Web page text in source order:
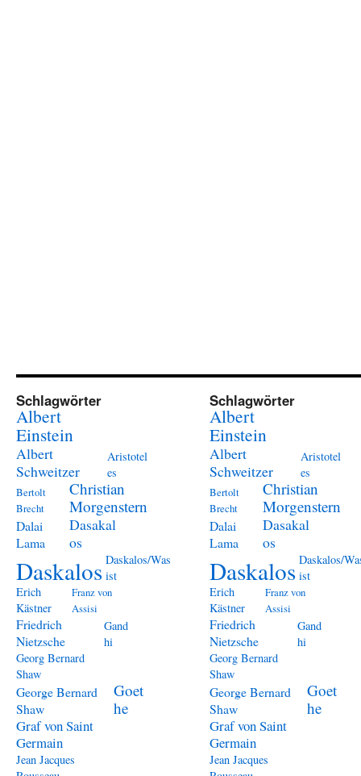
Schlagwörter
Albert
Einstein
Albert
Schweitzer
Aristotel
es
Bertolt
Brecht
Christian
Morgenstern
Dalai
Lama
Dasakal
os
Daskalos Daskalos/Was
ist
Erich
Kästner
Franz von
Assisi
Friedrich
Nietzsche
Gand
hi
Georg Bernard
Shaw
George Bernard
Shaw
Goet
he
Graf von Saint
Germain
Jean Jacques
Schlagwörter
Albert
Einstein
Albert
Schweitzer
Aristotel
es
Bertolt
Brecht
Christian
Morgenstern
Dalai
Lama
Dasakal
os
Daskalos Daskalos/
ist
Erich
Kästner
Franz von
Assisi
Friedrich
Nietzsche
Gand
hi
Georg Bernard
Shaw
George Bernard
Shaw
Goet
he
Graf von Saint
Germain
Jean Jacques